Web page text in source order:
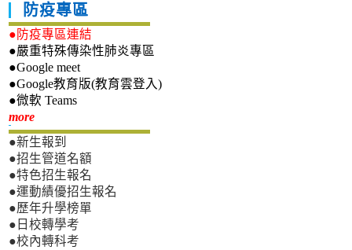
防疫專區
●防疫專區連結
●嚴重特殊傳染性肺炎專區
●Google meet
●Google教育版(教育雲登入)
●微軟 Teams
more新生專區
●新生報到
●招生管道名額
●特色招生報名
●運動績優招生報名
●歷年升學榜單
●日校轉學考
●校內轉科考